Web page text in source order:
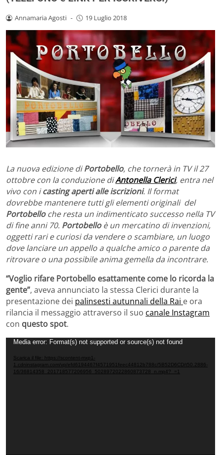
Annamaria Agosti - 19 Luglio 2018
La nuova edizione diPortobello, che tornerà in TV il 27
ottobre con la conduzione diAntonella Clerici, entra nel
vivo con icasting aperti alle iscrizioni. Il format
dovrebbe mantenere tutti gli elementi originali del
Portobelloche resta un indimenticato successo nella TV
di fine anni 70. Portobelloè un mercatino di invenzioni,
oggetti rari e curiosi da vendere o scambiare, un luogo
dove lanciare un appello a qualche amico o parente da
ritrovare o una possibile anima gemella da incontrare.
“Voglio rifare Portobello esattamente come lo ricorda la
gente”, aveva annunciato la stessa Clerici durante la
presentazione dei palinsesti autunnali della Rai e ora
rilancia il messaggio attraverso il suo canale Instagram
con questo spot.
Video
Player
Media error: Format(s) not supported or source(s) not found
Scarica il file: https://scontent-mxp1-
1.cdninstagram.com/vp/efd6194467f4571951feec44812b788c/5B52D6CD/t50.2886-
16/36814358_201718577206956_5028972022860873728_n.mp4?_=1